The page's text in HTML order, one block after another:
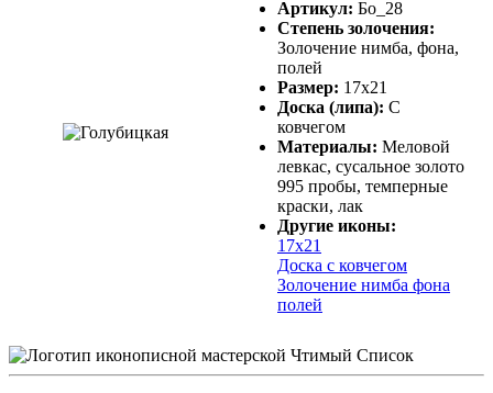
Артикул: Бо_28
Степень золочения:
Золочение нимба, фона,
полей
Размер: 17х21
Доска (липа): С
ковчегом
Материалы: Меловой
левкас, сусальное золото
995 пробы, темперные
краски, лак
Другие иконы:
17х21
Доска с ковчегом
Золочение нимба фона
полей